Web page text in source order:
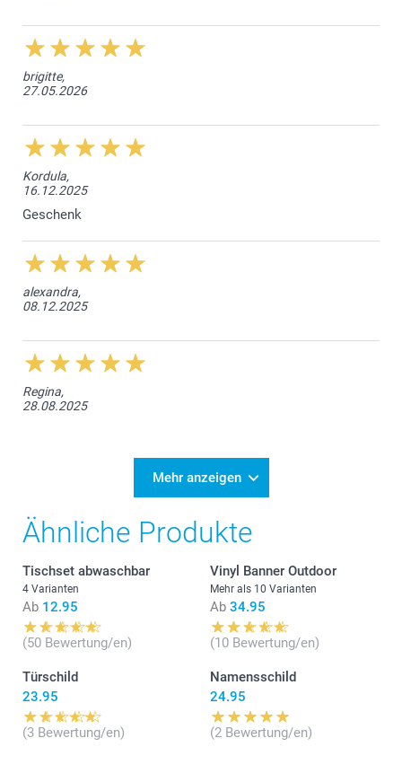
brigitte,
27.05.2026
Kordula,
16.12.2025
Geschenk
alexandra,
08.12.2025
Regina,
28.08.2025
Mehr anzeigen
Ähnliche Produkte
Tischset abwaschbar
4 Varianten
Ab 12.95
(50 Bewertung/en)
Vinyl Banner Outdoor
Mehr als 10 Varianten
Ab 34.95
(10 Bewertung/en)
Türschild
23.95
(3 Bewertung/en)
Namensschild
24.95
(2 Bewertung/en)